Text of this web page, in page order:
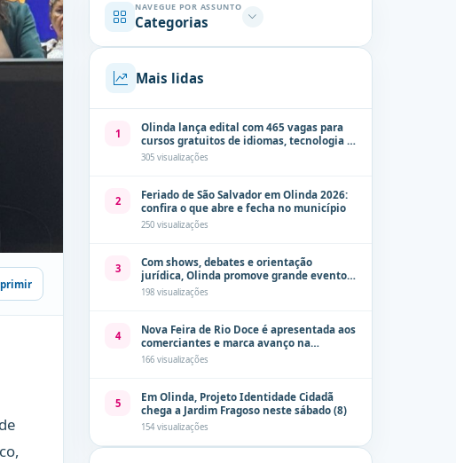
NAVEGUE POR ASSUNTO
Categorias
Mais lidas
1
Olinda lança edital com 465 vagas para
cursos gratuitos de idiomas, tecnologia e
comunicação
305 visualizações
2
Feriado de São Salvador em Olinda 2026:
confira o que abre e fecha no município
250 visualizações
3
Com shows, debates e orientação
jurídica, Olinda promove grande evento
de combate à violência contra a mulher
neste sábado (8)
198 visualizações
4
Nova Feira de Rio Doce é apresentada aos
comerciantes e marca avanço na
modernização dos espaços públicos de
166 visualizações
5
Em Olinda, Projeto Identidade Cidadã
chega a Jardim Fragoso neste sábado (8)
154 visualizações